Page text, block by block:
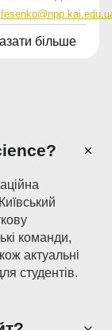
більше
команди,
актуальні
студентів.